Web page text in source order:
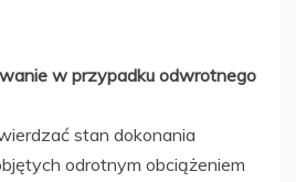
w przypadku odwrotnego
stan dokonania
odrotnym obciążeniem